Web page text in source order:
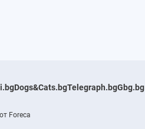
Dogs&Cats.bgTelegraph.bgGbg.bg
Foreca